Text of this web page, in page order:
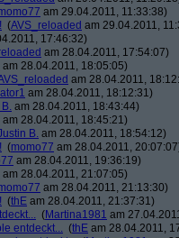
am 29.04.2011, 11:33:38)
(AVS_reloaded am 29.04.2011,
17:46:32)
am 28.04.2011, 17:54:07)
am 28.04.2011, 18:05:05)
am 28.04.2011,
am 28.04.2011, 18:12:31)
am 28.04.2011, 18:43:44)
am 28.04.2011, 18:45:21)
B. am 28.04.2011, 18:54:12)
(momo77 am 28.04.2011,
am 28.04.2011, 19:36:19)
am 28.04.2011, 21:07:05)
am 28.04.2011, 21:13:30)
(thE am 28.04.2011, 21:37:31)
(Martina1981 am
entdeckt... (thE am 28.04.2011,